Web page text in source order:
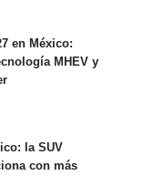
en México:
MHEV y
la SUV
con más